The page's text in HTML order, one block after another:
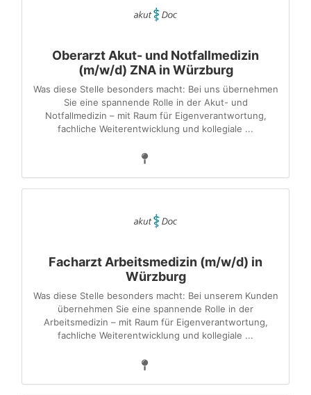
Oberarzt Akut- und Notfallmedizin
(m/w/d) ZNA in Würzburg
Was diese Stelle besonders macht: Bei uns übernehmen
Sie eine spannende Rolle in der Akut- und
Notfallmedizin – mit Raum für Eigenverantwortung,
fachliche Weiterentwicklung und kollegiale ...
Facharzt Arbeitsmedizin (m/w/d) in
Würzburg
Was diese Stelle besonders macht: Bei unserem Kunden
übernehmen Sie eine spannende Rolle in der
Arbeitsmedizin – mit Raum für Eigenverantwortung,
fachliche Weiterentwicklung und kollegiale ...